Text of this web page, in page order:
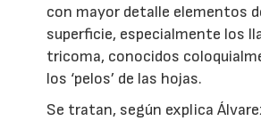
con mayor detalle elementos
superficie, especialmente los
tricoma, conocidos
los ‘pelos’ de las hojas.
Se tratan, según explica